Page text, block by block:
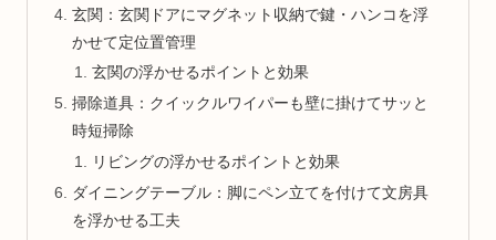
玄関：玄関ドアにマグネット収納で鍵・ハンコを浮
かせて定位置管理
玄関の浮かせるポイントと効果
掃除道具：クイックルワイパーも壁に掛けてサッと
時短掃除
リビングの浮かせるポイントと効果
ダイニングテーブル：脚にペン立てを付けて文房具
を浮かせる工夫